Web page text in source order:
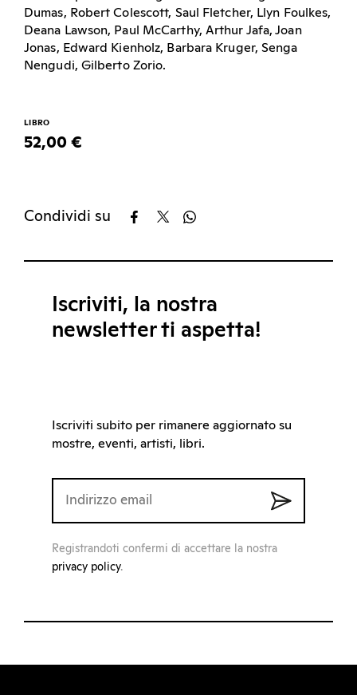
Dumas, Robert Colescott, Saul Fletcher, Llyn Foulkes,
Deana Lawson, Paul McCarthy, Arthur Jafa, Joan
Jonas, Edward Kienholz, Barbara Kruger, Senga
Nengudi, Gilberto Zorio.
LIBRO
52,00 €
Condividi su
Iscriviti, la nostra
newsletter ti aspetta!
Iscriviti subito per rimanere aggiornato su
mostre, eventi, artisti, libri.
Registrandoti confermi di accettare la nostra
privacy policy.